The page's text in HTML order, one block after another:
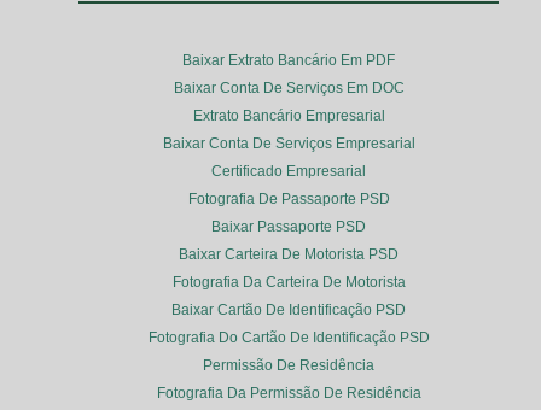
Baixar Extrato Bancário Em PDF
Baixar Conta De Serviços Em DOC
Extrato Bancário Empresarial
Baixar Conta De Serviços Empresarial
Certificado Empresarial
Fotografia De Passaporte PSD
Baixar Passaporte PSD
Baixar Carteira De Motorista PSD
Fotografia Da Carteira De Motorista
Baixar Cartão De Identificação PSD
Fotografia Do Cartão De Identificação PSD
Permissão De Residência
Fotografia Da Permissão De Residência